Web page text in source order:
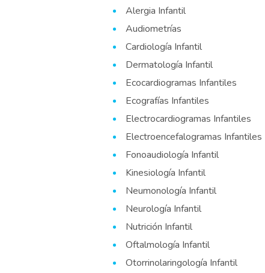
Alergia Infantil
Audiometrías
Cardiología Infantil
Dermatología Infantil
Ecocardiogramas Infantiles
Ecografías Infantiles
Electrocardiogramas Infantiles
Electroencefalogramas Infantiles
Fonoaudiología Infantil
Kinesiología Infantil
Neumonología Infantil
Neurología Infantil
Nutrición Infantil
Oftalmología Infantil
Otorrinolaringología Infantil